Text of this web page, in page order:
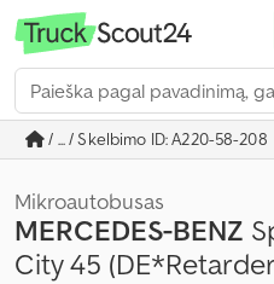
/ ... / Skelbimo ID: A220-58-208
Mikroautobusas
MERCEDES-BENZ
City 45